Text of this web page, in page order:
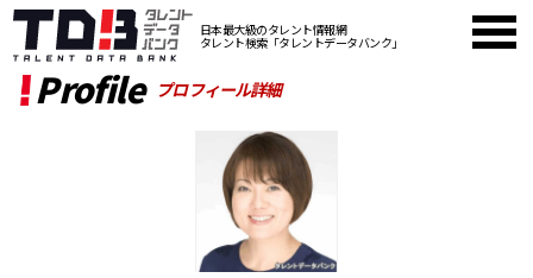
日本最大級のタレント情報網
タレント検索「タレントデータバンク」
Profile プロフィール詳細